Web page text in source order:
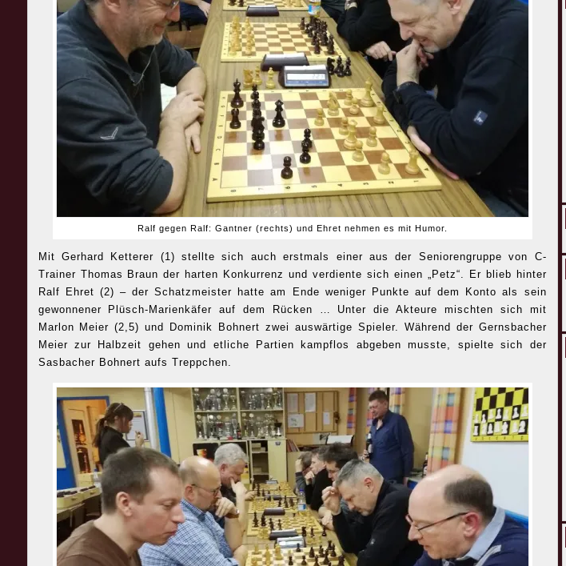
Ralf gegen Ralf: Gantner (rechts) und Ehret nehmen es mit Humor.
Mit Gerhard Ketterer (1) stellte sich auch erstmals einer aus der Seniorengruppe von C-
Trainer Thomas Braun der harten Konkurrenz und verdiente sich einen „Petz“. Er blieb hinter
Ralf Ehret (2) – der Schatzmeister hatte am Ende weniger Punkte auf dem Konto als sein
gewonnener Plüsch-Marienkäfer auf dem Rücken … Unter die Akteure mischten sich mit
Marlon Meier (2,5) und Dominik Bohnert zwei auswärtige Spieler. Während der Gernsbacher
Meier zur Halbzeit gehen und etliche Partien kampflos abgeben musste, spielte sich der
Sasbacher Bohnert aufs Treppchen.